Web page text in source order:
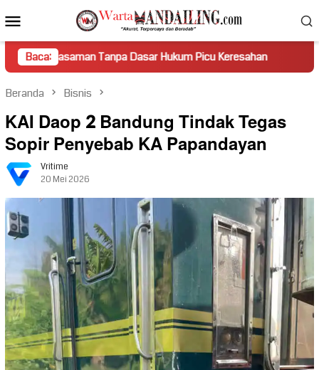
ke
kontenMobile
Baca:
Tanpa Dasar Hukum Picu Keresahan Truk Miring
Beranda Bisnis
KAI Daop 2 Bandung Tindak Tegas
Sopir Penyebab KA Papandayan
Vritime
20 Mei 2026